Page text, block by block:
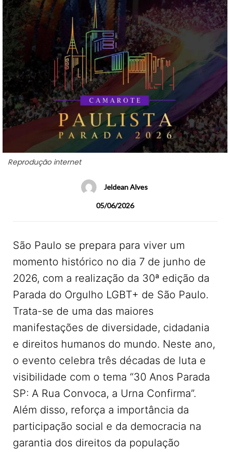
Reprodução internet
Jeldean Alves
05/06/2026
São Paulo se prepara para viver um
momento histórico no dia 7 de junho de
2026, com a realização da 30ª edição da
Parada do Orgulho LGBT+ de São Paulo.
Trata-se de uma das maiores
manifestações de diversidade, cidadania
e direitos humanos do mundo. Neste ano,
o evento celebra três décadas de luta e
visibilidade com o tema “30 Anos Parada
SP: A Rua Convoca, a Urna Confirma”.
Além disso, reforça a importância da
participação social e da democracia na
garantia dos direitos da população